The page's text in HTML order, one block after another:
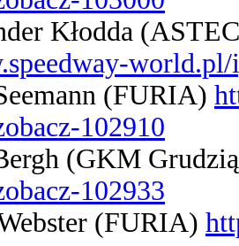
Kłodda
world.pl/
(FURIA)
102910
(GKM
102933
(FURIA)